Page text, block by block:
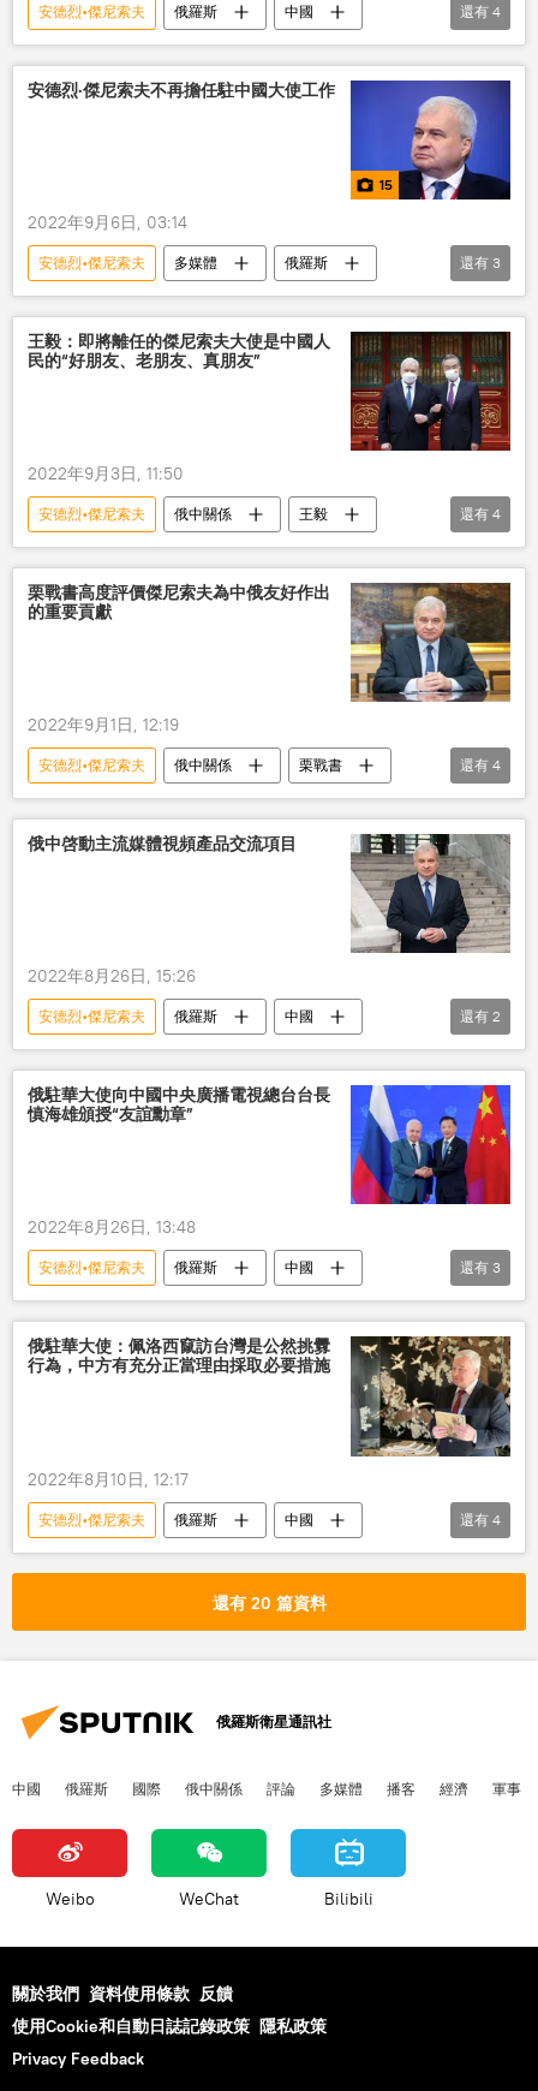
安德烈•傑尼索夫 俄羅斯
中國
遇難者
哀悼 四川 地震
還有 4
安德烈·傑尼索夫不再擔任駐中國大使工作
15
2022年9月6日, 03:14
安德烈•傑尼索夫 多媒體
俄羅斯
中國
大使 圖集
還有 3
王毅：即將離任的傑尼索夫大使是中國人
民的“好朋友、老朋友、真朋友”
2022年9月3日, 11:50
安德烈•傑尼索夫 俄中關係
王毅
俄羅斯
中國 友誼 大使
還有 4
栗戰書高度評價傑尼索夫為中俄友好作出
的重要貢獻
2022年9月1日, 12:19
安德烈•傑尼索夫 俄中關係
栗戰書
大使
俄羅斯 中國 友誼
還有 4
俄中啓動主流媒體視頻產品交流項目
2022年8月26日, 15:26
安德烈•傑尼索夫 俄羅斯
中國
俄中關係
大使
還有 2
俄駐華大使向中國中央廣播電視總台台長
慎海雄頒授“友誼勳章”
2022年8月26日, 13:48
安德烈•傑尼索夫 俄羅斯
中國
俄中關係
友誼勳章 大使
還有 3
俄駐華大使：佩洛西竄訪台灣是公然挑釁
行為，中方有充分正當理由採取必要措施
2022年8月10日, 12:17
安德烈•傑尼索夫 俄羅斯
中國
美國
台灣
佩洛西訪台
還有 4
還有 20 篇資料
俄羅斯衛星通訊社
中國 俄羅斯 國際 俄中關係 評論 多媒體 播客 經濟 軍事
Weibo WeChat Bilibili
關於我們 資料使用條款 反饋
使用Cookie和自動日誌記錄政策 隱私政策
Privacy Feedback